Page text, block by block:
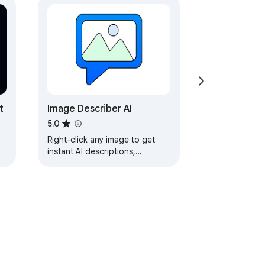
ൽ നേരിട്ട് പ്രവർത്തിക്കുന്നു —
പിക്സലേറ്റഡ് ഫലം നേടുക.
Image Describer AI
5.0
Right-click any image to get
instant AI descriptions,